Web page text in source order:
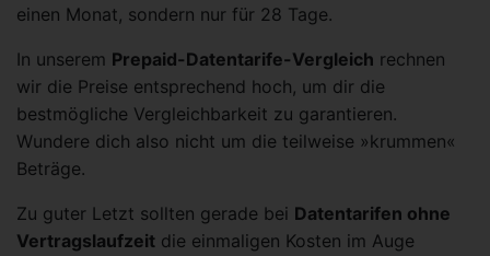
einen Monat, sondern nur für 28 Tage.
In unserem Prepaid-Datentarife-Vergleich rechnen
wir die Preise entsprechend hoch, um dir die
bestmögliche Vergleichbarkeit zu garantieren.
Wundere dich also nicht um die teilweise »krummen«
Beträge.
Zu guter Letzt sollten gerade bei Datentarifen ohne
Vertragslaufzeit die einmaligen Kosten im Auge